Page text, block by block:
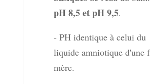
pH 8,5 et pH 9,5.
- PH identique à celui du
liquide amniotique d'une
mère.